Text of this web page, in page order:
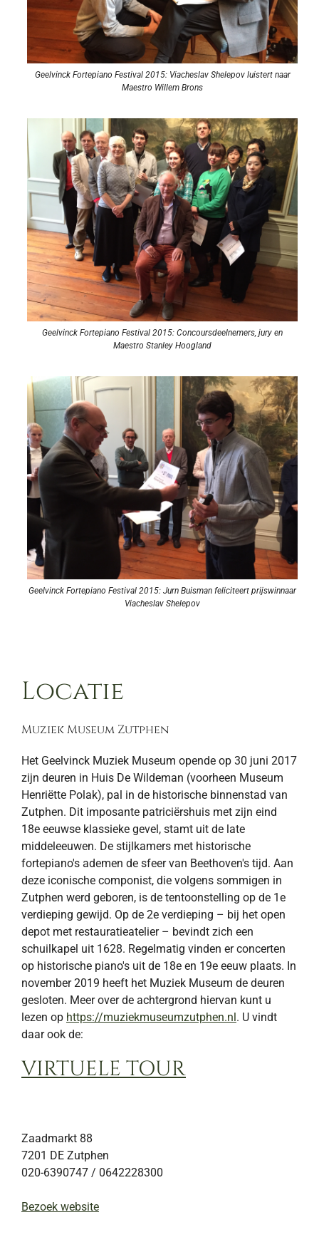
Geelvinck Fortepiano Festival 2015: Viacheslav Shelepov luistert naar
Maestro Willem Brons
Geelvinck Fortepiano Festival 2015: Concoursdeelnemers, jury en
Maestro Stanley Hoogland
Geelvinck Fortepiano Festival 2015: Jurn Buisman feliciteert prijswinnaar
Viacheslav Shelepov
Locatie
Muziek Museum Zutphen
Het Geelvinck Muziek Museum opende op 30 juni 2017
zijn deuren in Huis De Wildeman (voorheen Museum
Henriëtte Polak), pal in de historische binnenstad van
Zutphen. Dit imposante patriciërshuis met zijn eind
18e eeuwse klassieke gevel, stamt uit de late
middeleeuwen. De stijlkamers met historische
fortepiano's ademen de sfeer van Beethoven's tijd. Aan
deze iconische componist, die volgens sommigen in
Zutphen werd geboren, is de tentoonstelling op de 1e
verdieping gewijd. Op de 2e verdieping – bij het open
depot met restauratieatelier – bevindt zich een
schuilkapel uit 1628. Regelmatig vinden er concerten
op historische piano's uit de 18e en 19e eeuw plaats. In
november 2019 heeft het Muziek Museum de deuren
gesloten. Meer over de achtergrond hiervan kunt u
lezen op https://muziekmuseumzutphen.nl . U vindt
daar ook de:
VIRTUELE TOUR
Zaadmarkt 88
7201 DE Zutphen
020-6390747 / 0642228300
Bezoek website